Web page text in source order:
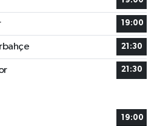
19:00
21:30
21:30
19:00